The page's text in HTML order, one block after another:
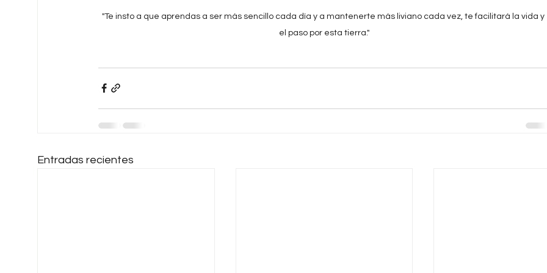
"Te insto a que aprendas a ser más sencillo cada día y a mantenerte más liviano cada vez, te facilitará la vida y
el paso por esta tierra."
Entradas recientes